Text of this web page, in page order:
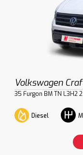
Volkswagen
35 Furgon BM TN L3H2
Diesel